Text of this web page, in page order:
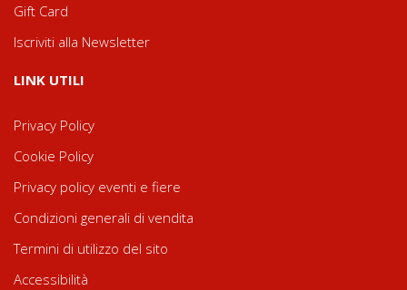
Gift Card
Iscriviti alla Newsletter
LINK UTILI
Privacy Policy
Cookie Policy
Privacy policy eventi e fiere
Condizioni generali di vendita
Termini di utilizzo del sito
Accessibilità